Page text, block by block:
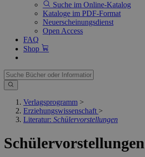
Suche im Online-Katalog
Kataloge im PDF-Format
Neuerscheinungsdienst
Open Access
FAQ
Shop
Verlagsprogramm >
Erziehungswissenschaft >
Literatur: Schülervorstellungen
Schülervorstellungen